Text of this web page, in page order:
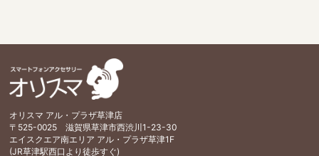
オリスマ アル・プラザ草津店
〒525-0025 滋賀県草津市西渋川1-23-30
エイスクエア南エリア アル・プラザ草津1F
(JR草津駅西口より徒歩すぐ)